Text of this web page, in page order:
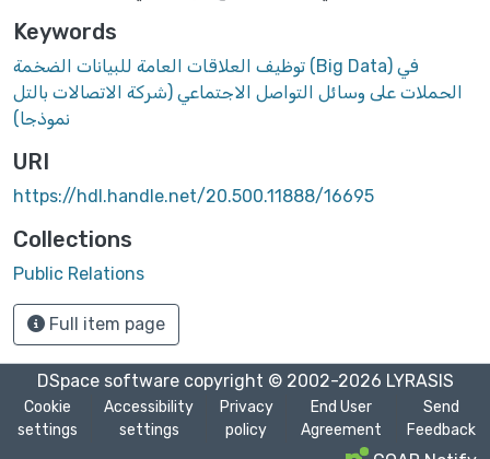
Keywords
توظيف العلاقات العامة للبيانات الضخمة (Big Data) في
الحملات على وسائل التواصل الاجتماعي (شركة الاتصالات بالتل
نموذجا)
URI
https://hdl.handle.net/20.500.11888/16695
Collections
Public Relations
Full item page
DSpace softwarecopyright © 2002-2026 LYRASIS
Cookie
settings
Accessibility
settings
Privacy
policy
End User
Agreement
Send
Feedback